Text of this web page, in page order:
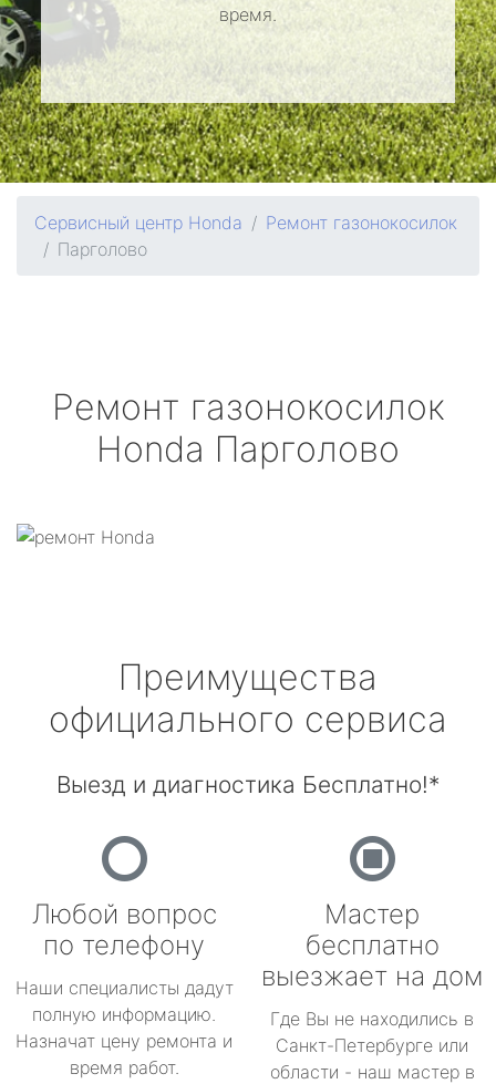
время.
Сервисный центр Honda
Ремонт газонокосилок
Парголово
Ремонт газонокосилок
Honda Парголово
Преимущества
официального сервиса
Выезд и диагностика Бесплатно!*
Любой вопрос
по телефону
Наши специалисты дадут
полную информацию.
Назначат цену ремонта и
время работ.
Мастер
бесплатно
выезжает на дом
Где Вы не находились в
Санкт-Петербурге или
области - наш мастер в